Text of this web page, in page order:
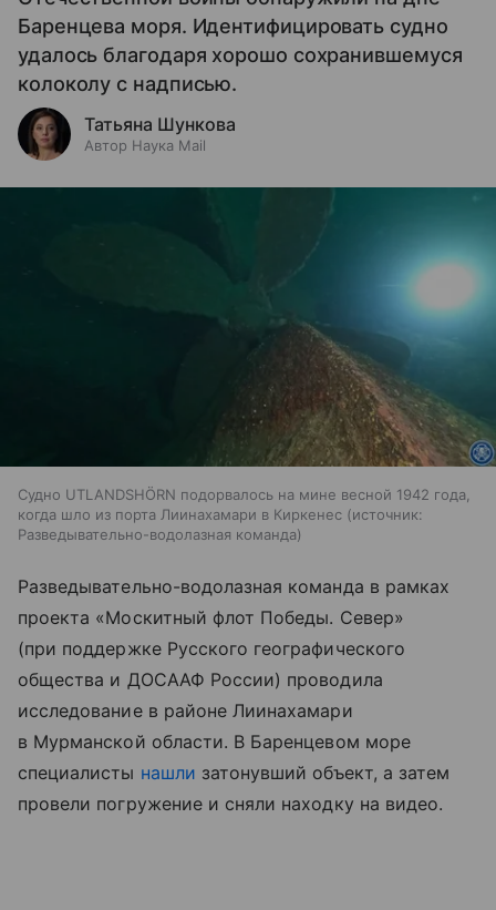
Баренцева моря. Идентифицировать судно
удалось благодаря хорошо сохранившемуся
колоколу с надписью.
Татьяна Шункова
Автор Наука Mail
Судно UTLANDSHÖRN подорвалось на мине весной 1942 года,
когда шло из порта Лиинахамари в Киркенес
источник:
Разведывательно-водолазная команда
Разведывательно-водолазная команда в рамках
проекта «Москитный флот Победы. Север»
(при поддержке Русского географического
общества и ДОСААФ России) проводила
исследование в районе Лиинахамари
в Мурманской области. В Баренцевом море
специалисты нашли затонувший объект, а затем
провели погружение и сняли находку на видео.